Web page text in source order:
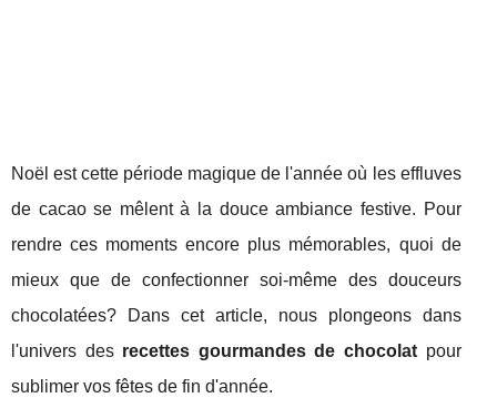
Noël est cette période magique de l'année où les effluves
de cacao se mêlent à la douce ambiance festive. Pour
rendre ces moments encore plus mémorables, quoi de
mieux que de confectionner soi-même des douceurs
chocolatées? Dans cet article, nous plongeons dans
l'univers des recettes gourmandes de chocolat pour
sublimer vos fêtes de fin d'année.